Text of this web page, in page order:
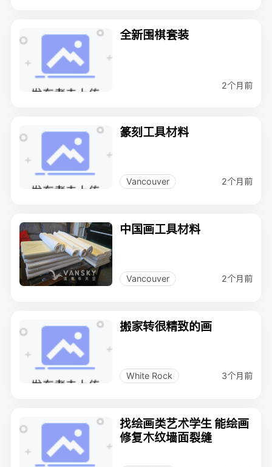
全新围棋套装
2个月前
篆刻工具材料
Vancouver 2个月前
中国画工具材料
Vancouver 2个月前
搬家转很精致的画
White Rock 3个月前
找绘画类艺术学生 能绘画
修复木纹墙面裂缝